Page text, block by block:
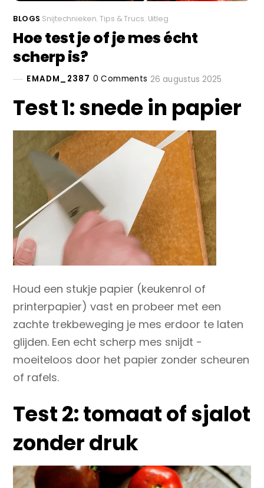
BLOGS Snijtechnieken Tips & Trucs Uitleg
Hoe test je of je mes écht
scherp is?
EMADM_2387 0 Comments 26 augustus 2025
Test 1: snede in papier
Houd een stukje papier (keukenrol of
printerpapier) vast en probeer met een
zachte trekbeweging je mes erdoor te laten
glijden. Een echt scherp mes snijdt ­
moeiteloos door het papier zonder scheuren
of rafels.
Test 2: tomaat of sjalot
zonder druk